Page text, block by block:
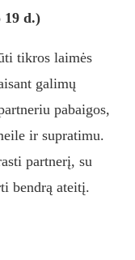
19 d.)
tikros laimės
galimų
pabaigos,
ir supratimu.
partnerį, su
bendrą ateitį.